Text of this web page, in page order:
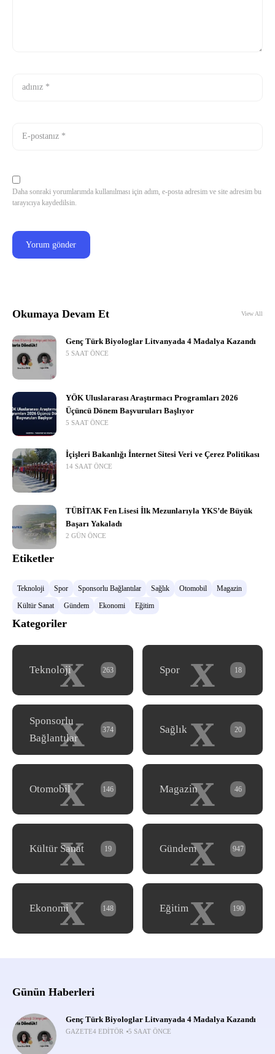
Daha sonraki yorumlarımda kullanılması için adım, e-posta adresim ve site adresim bu
tarayıcıya kaydedilsin.
Okumaya Devam Et View All
Genç Türk Biyologlar Litvanyada 4 Madalya Kazandı
5 SAAT ÖNCE
YÖK Uluslararası Araştırmacı Programları 2026
Üçüncü Dönem Başvuruları Başlıyor
5 SAAT ÖNCE
İçişleri Bakanlığı İnternet Sitesi Veri ve Çerez Politikası
14 SAAT ÖNCE
TÜBİTAK Fen Lisesi İlk Mezunlarıyla YKS’de Büyük
Başarı Yakaladı
2 GÜN ÖNCE
Etiketler
Teknoloji Spor Sponsorlu Bağlantılar Sağlık Otomobil
Magazin
Kültür Sanat
Gündem Ekonomi Eğitim
Kategoriler
x
Teknoloji 263 x
Spor 18
x
Sponsorlu
Bağlantılar
374 x
Sağlık 20
x
Otomobil 146 x
Magazin 46
x
Kültür Sanat 19 x
Gündem 947
x
Ekonomi 148 x
Eğitim 190
Günün Haberleri
Genç Türk Biyologlar Litvanyada 4 Madalya Kazandı
GAZETE4 EDITÖR 5 SAAT ÖNCE